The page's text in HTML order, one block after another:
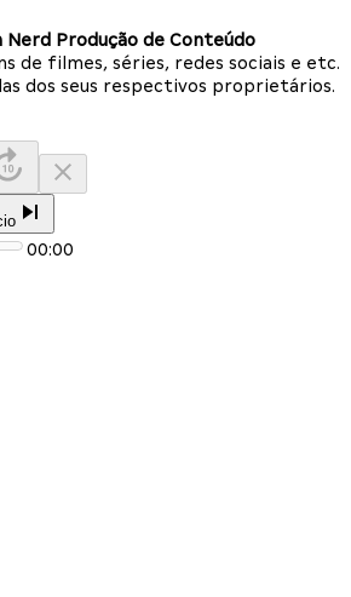
Nerd Produção de Conteúdo
de filmes, séries, redes sociais e etc.
dos seus respectivos proprietários.
00:00